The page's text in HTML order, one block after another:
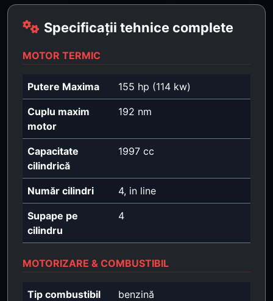
Specificații tehnice complete
MOTOR TERMIC
Putere Maxima 155 hp (114 kw)
Cuplu maxim
motor
192 nm
Capacitate
cilindrică
1997 cc
Număr cilindri 4, in line
Supape pe
cilindru
4
MOTORIZARE & COMBUSTIBIL
Tip combustibil benzină